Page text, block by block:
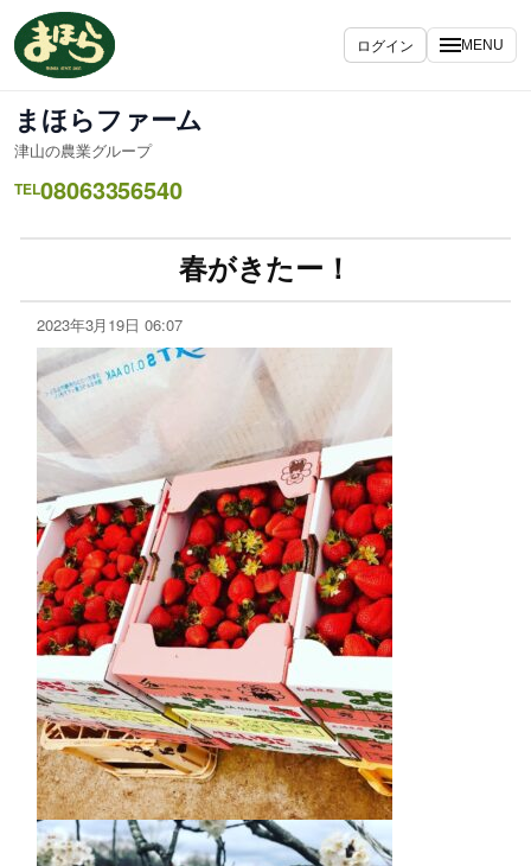
ログイン MENU
まほらファーム
津山の農業グループ
TEL08063356540
春がきたー！
2023年3月19日 06:07